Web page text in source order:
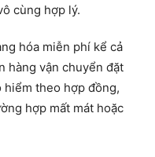
cùng hợp lý.
hóa miễn phí kể cả
hàng vận chuyển đặt
theo hợp đồng,
hợp mất mát hoặc